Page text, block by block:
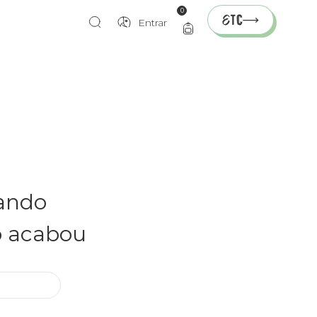
Entrar
0
acabou